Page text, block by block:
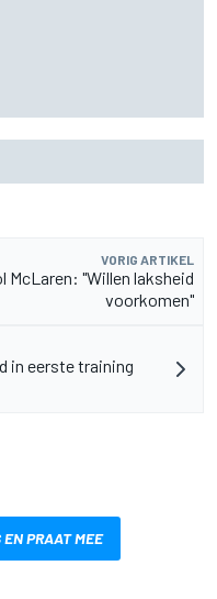
VORIG ARTIKEL
"Willen laksheid
voorkomen"
in eerste training
PRAAT MEE